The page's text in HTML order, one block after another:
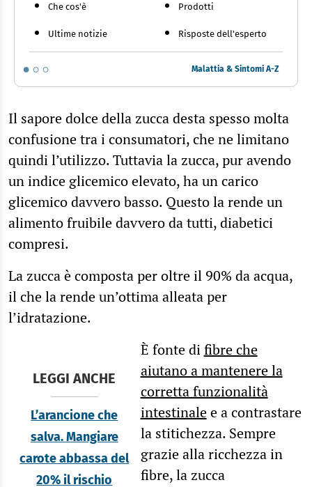
Che cos'è
Ultime notizie
Prodotti
Risposte dell'esperto
Malattia & Sintomi A-Z
Il sapore dolce della zucca desta spesso molta
confusione tra i consumatori, che ne limitano
quindi l’utilizzo. Tuttavia la zucca, pur avendo
un indice glicemico elevato, ha un carico
glicemico davvero basso. Questo la rende un
alimento fruibile davvero da tutti, diabetici
compresi.
La zucca è composta per oltre il 90% da acqua,
il che la rende un’ottima alleata per
l’idratazione.
LEGGI ANCHE
L’arancione che
salva. Mangiare
carote abbassa del
20% il rischio
È fonte difibre che
aiutano a mantenere la
corretta funzionalità
intestinalee a contrastare
la stitichezza. Sempre
grazie alla ricchezza in
fibre, la zucca